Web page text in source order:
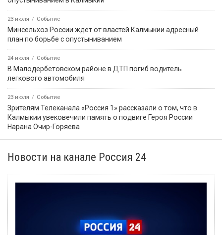
23 июля Событие
Минсельхоз России ждет от властей Калмыкии адресный
план по борьбе с опустыниванием
24 июля Событие
В Малодербетовском районе в ДТП погиб водитель
легкового автомобиля
23 июля Событие
Зрителям Телеканала «Россия 1» рассказали о том, что в
Калмыкии увековечили память о подвиге Героя России
Нарана Очир-Горяева
Новости на канале Россия 24